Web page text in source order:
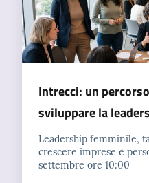
Intrecci: un
sviluppare la
Leadership femminile,
crescere imprese e
settembre ore 10:00